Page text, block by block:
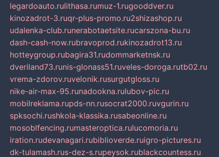
legardoauto.rulithasa.rumuz-1.rugooddver.ru
kinozadrot-3.ruqr-plus-promo.ru2shizashop.ru
udalenka-club.runerabotaetsite.rucarszona-bu.ru
dash-cash-now.rubravoprod.rukinozadrot13.ru
hotteygroup.rubagira31.rudommarketnsk.ru
dveriland73.runis-glonass51.ruveles-doroga.rutb02.ru
vrema-zdorov.ruvelonik.rusurgutgloss.ru
nike-air-max-95.runadookna.rulubov-pic.ru
mobilreklama.rupds-nn.rusocrat2000.ruvgurin.ru
spksochi.rushkola-klassika.rusabeonline.ru
mosoblfencing.rumasteroptica.rulucomoria.ru
iration.rudevanagari.rubiblioverde.ruigro-pictures.ru
dk-tulamash.rus-dez-s.rupeysok.rublackcountess.ru